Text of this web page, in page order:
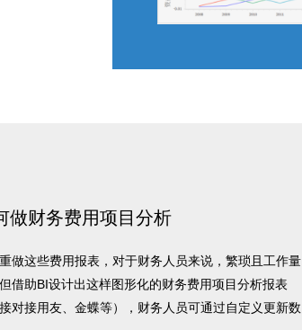
做财务费用项目分析
做这些费用报表，对于财务人员来说，繁琐且工作量
借助BI设计出这样图形化的财务费用项目分析报表
接对接用友、金蝶等），财务人员可通过自定义更新数